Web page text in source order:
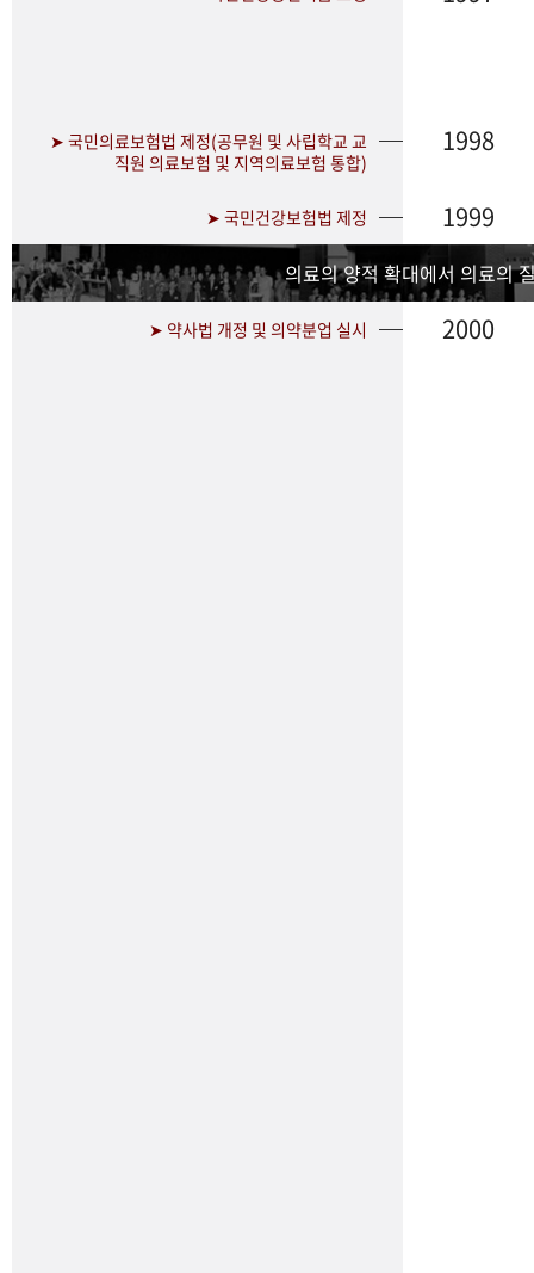
➤ 국민의료보험법 제정(공무원 및 사립학교 교
직원 의료보험 및 지역의료보험 통합)
1998
➤ 국민건강보험법 제정 1999
의료의 양적 확대에서 의료의
➤ 약사법 개정 및 의약분업 실시 2000